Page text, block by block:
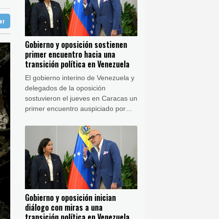
28 °C
26 °C
Ibiza
26 °C
23 °C
uruguayo
Gobierno y oposición sostienen
primer encuentro hacia una
transición política en Venezuela
El gobierno interino de Venezuela y
delegados de la oposición
sostuvieron el jueves en Caracas un
primer encuentro auspiciado por
transición política y un eventual
llamado a elecciones.
Gobierno y oposición inician
diálogo con miras a una